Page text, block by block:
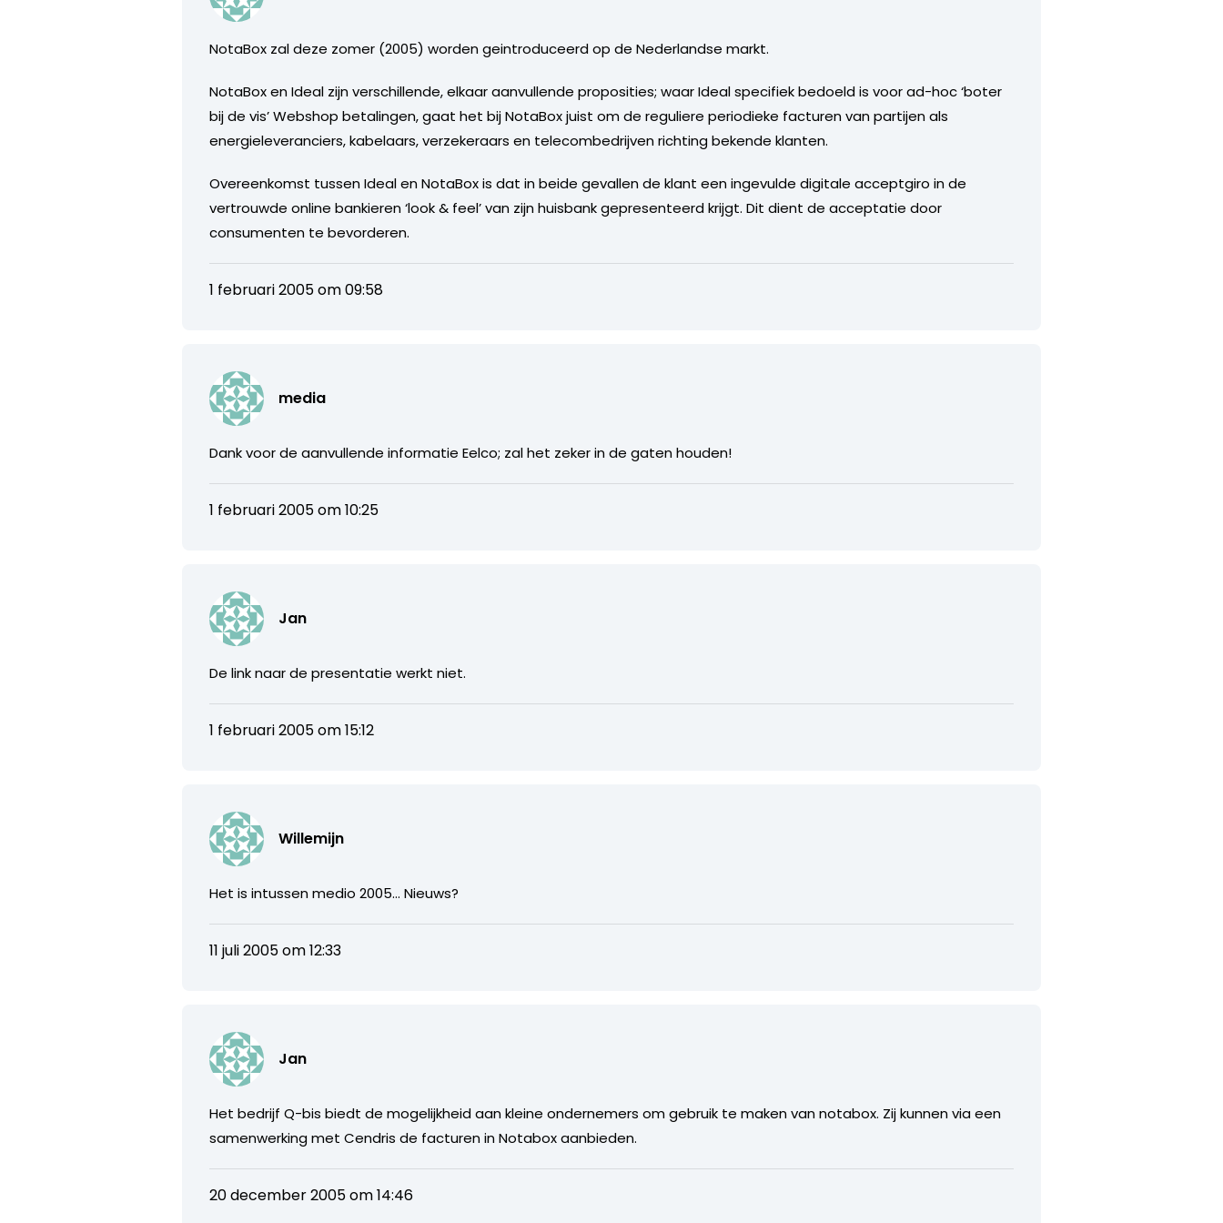
NotaBox zal deze zomer (2005) worden geintroduceerd op de Nederlandse markt.
NotaBox en Ideal zijn verschillende, elkaar aanvullende proposities; waar Ideal specifiek bedoeld is voor ad-hoc ‘boter
bij de vis’ Webshop betalingen, gaat het bij NotaBox juist om de reguliere periodieke facturen van partijen als
energieleveranciers, kabelaars, verzekeraars en telecombedrijven richting bekende klanten.
Overeenkomst tussen Ideal en NotaBox is dat in beide gevallen de klant een ingevulde digitale acceptgiro in de
vertrouwde online bankieren ‘look & feel’ van zijn huisbank gepresenteerd krijgt. Dit dient de acceptatie door
consumenten te bevorderen.
1 februari 2005 om 09:58
media
Dank voor de aanvullende informatie Eelco; zal het zeker in de gaten houden!
1 februari 2005 om 10:25
Jan
De link naar de presentatie werkt niet.
1 februari 2005 om 15:12
Willemijn
Het is intussen medio 2005… Nieuws?
11 juli 2005 om 12:33
Jan
Het bedrijf Q-bis biedt de mogelijkheid aan kleine ondernemers om gebruik te maken van notabox. Zij kunnen via een
samenwerking met Cendris de facturen in Notabox aanbieden.
20 december 2005 om 14:46